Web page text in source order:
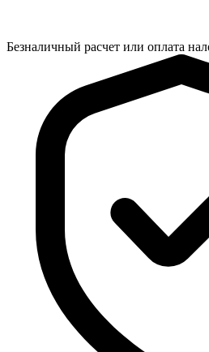
Безналичный расчет или оплата